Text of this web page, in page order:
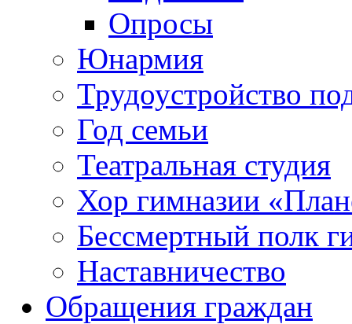
Опросы
Юнармия
Трудоустройство
Год семьи
Театральная студия
Хор гимназии
Бессмертный полк
Наставничество
Обращения граждан